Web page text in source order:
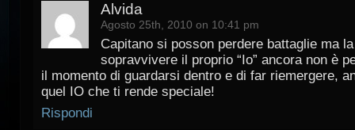
Alvida
Agosto 25th, 2010 on 10:41 pm
Capitano si posson perdere battaglie ma
sopravvivere il proprio “Io” ancora non è
il momento di guardarsi dentro e di far riemergere,
quel IO che ti rende speciale!
Rispondi